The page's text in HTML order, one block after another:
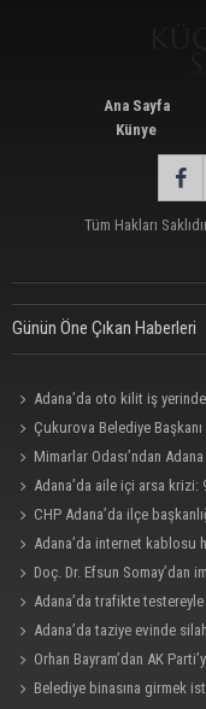
Ana Sayfa
Künye
Tüm Hakları
Günün Öne Çıkan Haberleri
Adana’da oto kilit iş
Çukurova Belediye Başkanı
Mimarlar Odası’ndan
amaç dışı kullanılmamalı”
Adana’da aile içi arsa krizi:
milyonun 13 milyonu harcandı
CHP Adana’da ilçe
Adana’da internet kablosu
internet erişimi kesildi
Doç. Dr. Efsun Somay’dan
Adana’da trafikte
Adana’da taziye evinde
Orhan Bayram’dan AK
ne yaptınız? Siz önce onu
Belediye binasına girmek